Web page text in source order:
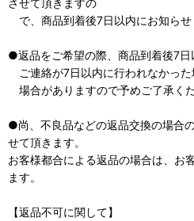
させて頂きますの
で、商品到着後7日以内にお知らせ
●返品をご希望の際、商品到着後7日
ご連絡が7日以内に行われなかっ
場合がありますので予めご了承くだ
●尚、不良品などの返品交換の場合
せて頂きます。
お客様都合による返品の場合は、お
ます。
【返品不可に関して】